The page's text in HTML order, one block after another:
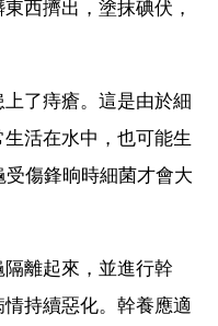
西擠出，塗抹碘伏，
了痔瘡。這是由於細
活在水中，也可能生
傷鋒晌時細菌才會大
離起來，並進行幹
持續惡化。幹養應適